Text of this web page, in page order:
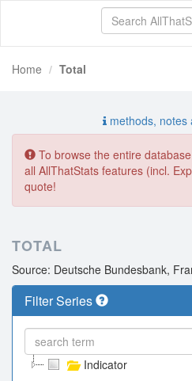
Home Total
methods, notes
To browse the entire
all AllThatStats features (incl.
quote!
TOTAL
Source: Deutsche Bundesbank,
Filter Series
Indicator